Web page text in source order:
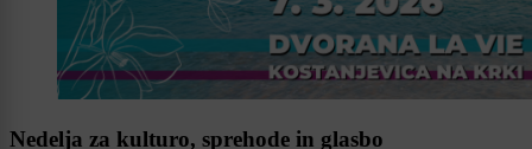
Nedelja za kulturo, sprehode in glasbo